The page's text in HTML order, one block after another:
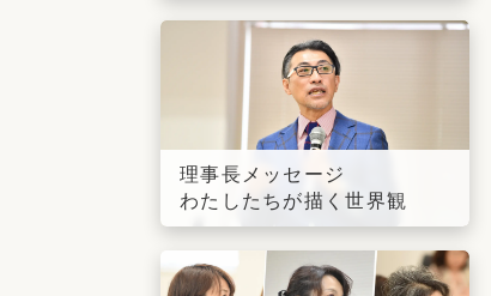
理事長メッセージ
わたしたちが描く世界観